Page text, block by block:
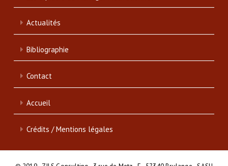
Actualités
Bibliographie
Contact
Accueil
Crédits / Mentions légales